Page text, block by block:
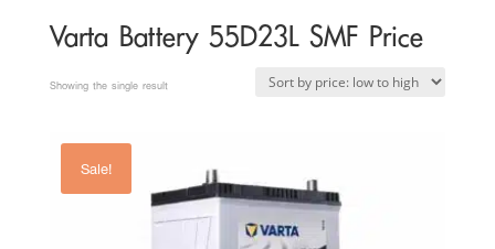
Varta Battery 55D23L SMF Price
Showing the single result
Sale!